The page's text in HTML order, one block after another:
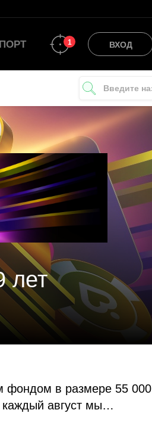
1 ВХОД
лет
фондом в размере 55 000
каждый август мы…